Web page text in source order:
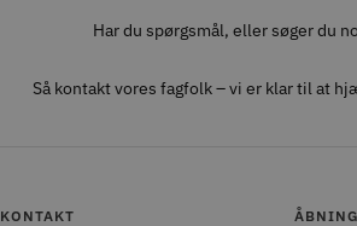
Har du spørgsmål, eller søger du
Så kontakt vores fagfolk – vi er klar til at
KONTAKT